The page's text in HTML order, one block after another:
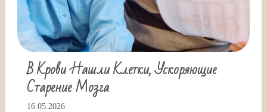
В Крови Нашли Клетки, Ускоряющие
Старение Мозга
16.05.2026